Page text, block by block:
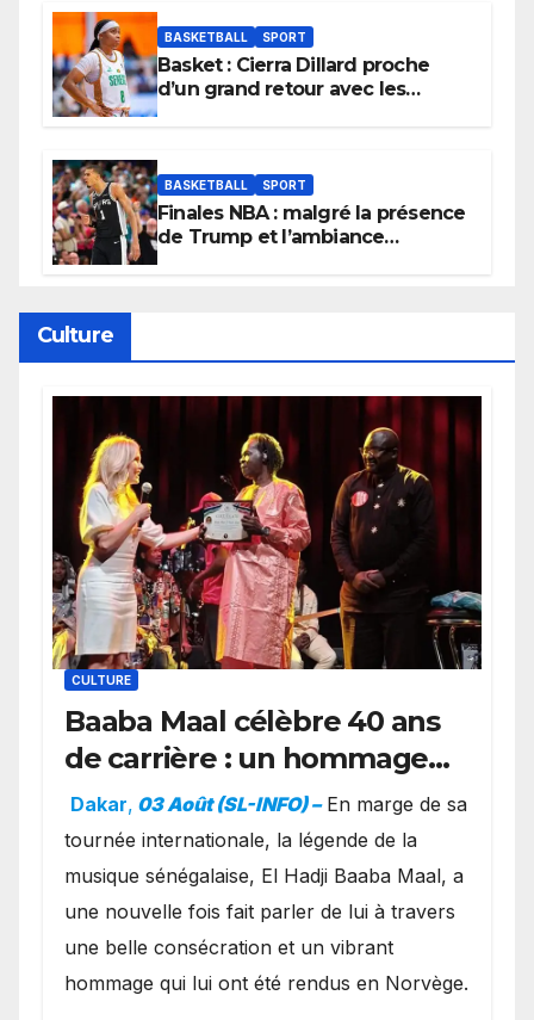
BASKETBALL SPORT
Basket : Cierra Dillard proche
d’un grand retour avec les
BASKETBALL SPORT
Finales NBA : malgré la présence
de Trump et l’ambiance
Culture
CULTURE
Baaba Maal célèbre 40 ans
de carrière : un hommage
exceptionnel à Oslo en
présence de la famille
royale.
Dakar, 03 Août (SL-INFO) – ​En marge de sa
tournée internationale, la légende de la
musique sénégalaise, El Hadji Baaba Maal, a
une nouvelle fois fait parler de lui à travers
une belle consécration et un vibrant
hommage qui lui ont été rendus en Norvège.